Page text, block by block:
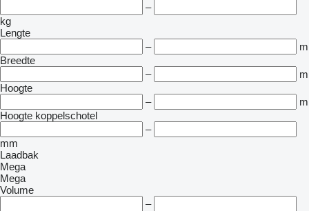
–
kg
Lengte
–
m
Breedte
–
m
Hoogte
–
m
Hoogte koppelschotel
–
mm
Laadbak
Mega
Mega
Volume
–